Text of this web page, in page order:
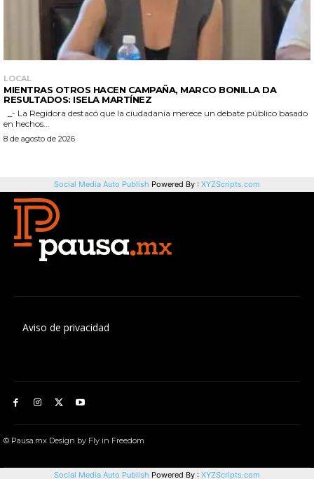
Aviso de privacidad
© Pausa.mx Design by Fly in Freedom
Social Media Auto Publish Powered By : XYZScripts.com